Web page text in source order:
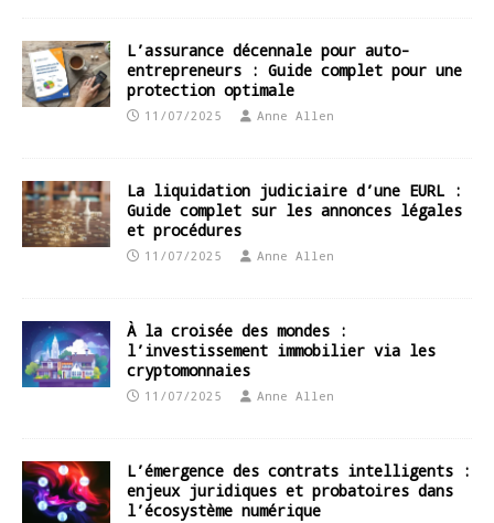
L’assurance décennale pour auto-
entrepreneurs : Guide complet pour une
protection optimale
11/07/2025 Anne Allen
La liquidation judiciaire d’une EURL :
Guide complet sur les annonces légales
et procédures
11/07/2025 Anne Allen
À la croisée des mondes :
l’investissement immobilier via les
cryptomonnaies
11/07/2025 Anne Allen
L’émergence des contrats intelligents :
enjeux juridiques et probatoires dans
l’écosystème numérique